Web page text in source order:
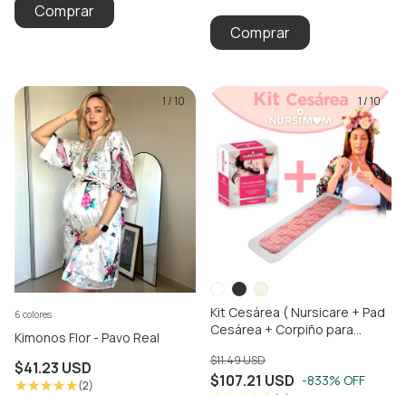
Comprar
Comprar
1 /10
Kimonos Flor - Pavo Real
$41.23 USD
(2)
6 colores
1/10
Kit Cesárea ( Nursicare + Pad
Cesárea + Corpiño para
$107.21 USD
$11.49 USD
-833% OFF